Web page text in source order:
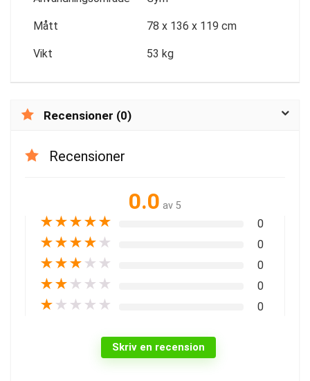
Mått 78 x 136 x 119 cm
Vikt 53 kg
Recensioner (0)
Recensioner
0.0 av 5
★★★★★ 0
★★★★ ★ 0
★★★ ★ ★ 0
★★ ★ ★ ★ 0
★ ★ ★ ★ ★ 0
Skriv en recension